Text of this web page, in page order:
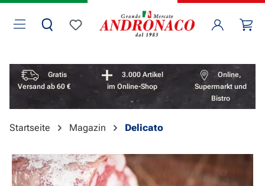
Zum Hauptinhalt springen
Du hast 0 Produkte auf dem Merkzettel
Vorteile überspringen
Gratis
Versand ab 60 €
3.000 Artikel
im Online-Shop
Online,
Supermarkt und
Bistro
Startseite Magazin Delicato